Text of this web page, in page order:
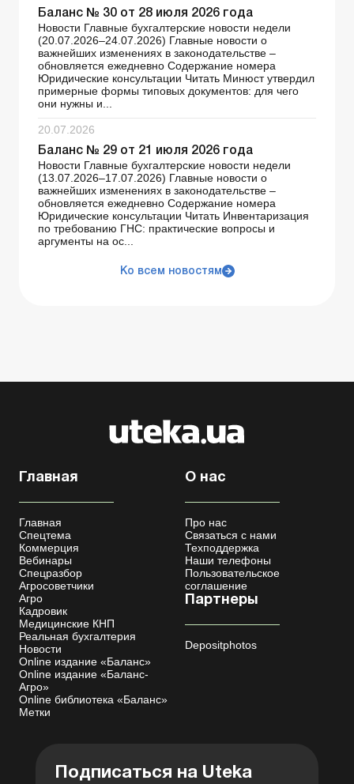
Баланс № 30 от 28 июля 2026 года
Новости Главные бухгалтерские новости недели
(20.07.2026–24.07.2026) Главные новости о
важнейших изменениях в законодательстве –
обновляется ежедневно Содержание номера
Юридические консультации Читать Минюст утвердил
примерные формы типовых документов: для чего
они нужны и...
20.07.2026
Баланс № 29 от 21 июля 2026 года
Новости Главные бухгалтерские новости недели
(13.07.2026–17.07.2026) Главные новости о
важнейших изменениях в законодательстве –
обновляется ежедневно Содержание номера
Юридические консультации Читать Инвентаризация
по требованию ГНС: практические вопросы и
аргументы на ос...
Ко всем новостям
Главная
Главная
Спецтема
Коммерция
Вебинары
Спецразбор
Агросоветчики
Агро
Кадровик
Медицинские КНП
Реальная бухгалтерия
Новости
Online издание «Баланс»
Online издание «Баланс-
Агро»
Online библиотека «Баланс»
Метки
О нас
Про нас
Связаться с нами
Техподдержка
Наши телефоны
Пользовательское
соглашение
Партнеры
Depositphotos
Подписаться на Uteka